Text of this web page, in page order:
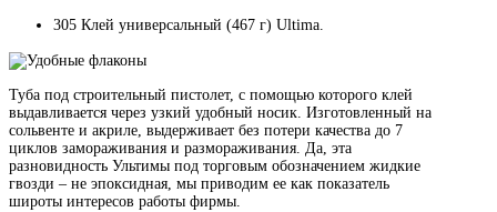
305 Клей универсальный (467 г) Ultima.
Туба под строительный пистолет, с помощью которого клей
выдавливается через узкий удобный носик. Изготовленный на
сольвенте и акриле, выдерживает без потери качества до 7
циклов замораживания и размораживания. Да, эта
разновидность Ультимы под торговым обозначением жидкие
гвозди – не эпоксидная, мы приводим ее как показатель
широты интересов работы фирмы.